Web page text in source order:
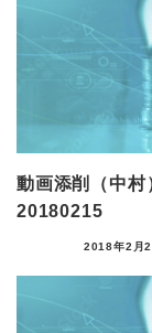
動画添削（中村
20180215
2018年2月